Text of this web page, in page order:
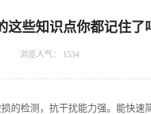
些知识点你都记住了
浏览人气： 1534
的检测，抗干扰能力强。能快速